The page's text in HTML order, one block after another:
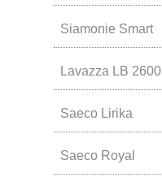
Siamonie Smart
Lavazza LB 2600
Saeco Lirika
Saeco Royal